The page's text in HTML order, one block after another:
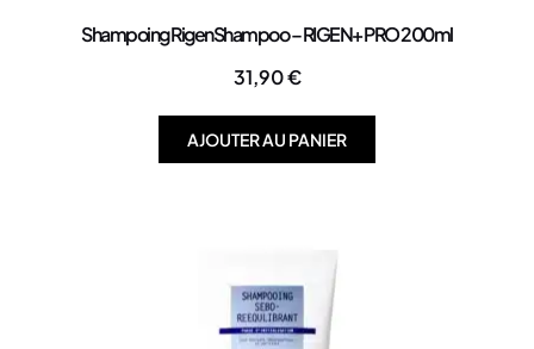
Shampoing RigenShampoo – RIGEN+ PRO 200ml
31,90€
AJOUTER AU PANIER